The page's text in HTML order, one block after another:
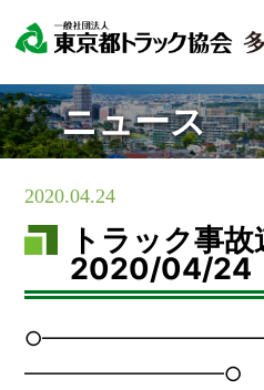
ニュース
2020.04.24
トラック事
2020/04/24
━━━━━━━━━━○